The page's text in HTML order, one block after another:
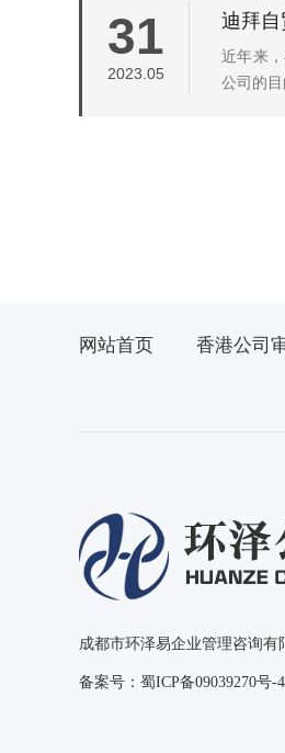
31
2023.05
迪拜
近年来
公司的
网站首页 香港公司
成都市环泽易企业管理咨询有
备案号： 蜀ICP备09039270号-4